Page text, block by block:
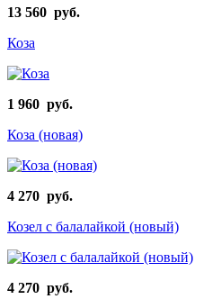
13 560 руб.
Коза
1 960 руб.
Коза (новая)
4 270 руб.
Козел с балалайкой (новый)
4 270 руб.